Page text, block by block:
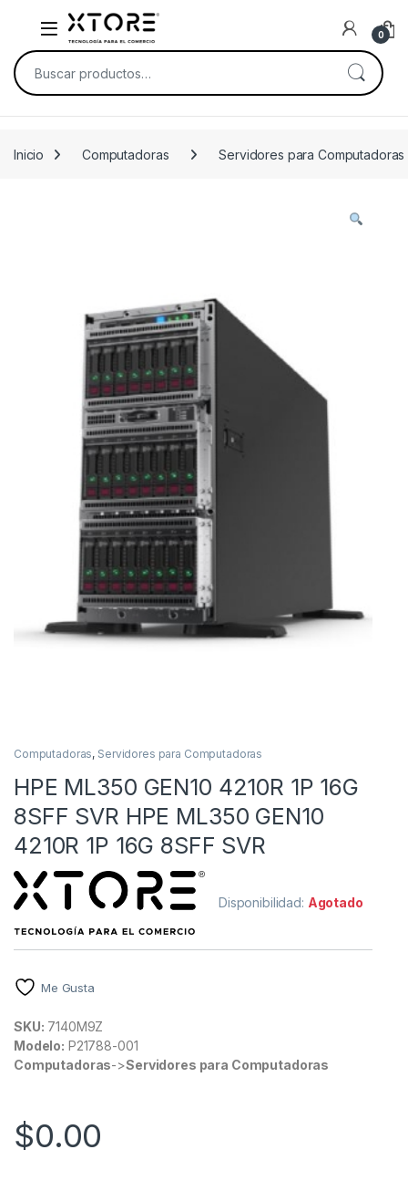
Skip to navigation
Skip to content
0
Buscar por:
Inicio Computadoras Servidores para Computadoras
Computadoras, Servidores para Computadoras
HPE ML350 GEN10 4210R 1P 16G
8SFF SVR HPE ML350 GEN10
4210R 1P 16G 8SFF SVR
Disponibilidad: Agotado
Me Gusta
SKU: 7140M9Z
Modelo: P21788-001
Computadoras->Servidores para Computadoras
$0.00